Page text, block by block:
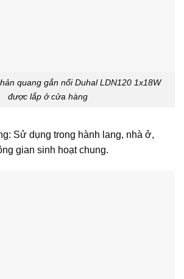
quang gắn nổi Duhal LDN120 1x18W
được lắp ở cửa hàng
Sử dụng trong hành lang, nhà ở,
gian sinh hoạt chung.